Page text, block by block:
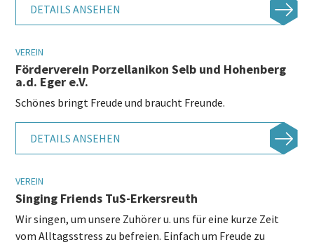
DETAILS ANSEHEN
VEREIN
Förderverein Porzellanikon Selb und Hohenberg
a.d. Eger e.V.
Schönes bringt Freude und braucht Freunde.
DETAILS ANSEHEN
VEREIN
Singing Friends TuS-Erkersreuth
Wir singen, um unsere Zuhörer u. uns für eine kurze Zeit
vom Alltagsstress zu befreien. Einfach um Freude zu